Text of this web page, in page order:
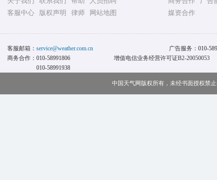
客服中心
版权声明 律师 网站地图
媒资合作
客服邮箱： service@weather.com.cn 广告服务： 010-
商务合作： 010-58991806
010-58991938
增值电信业务经营许可证B2-20050053
中国天气网版权所有，未经书面授权